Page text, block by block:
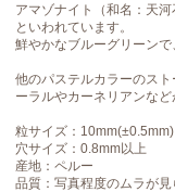
アマゾナイト（和名：天
といわれています。
鮮やかなブルーグリーンで
他のパステルカラーのス
ーラルやカーネリアンなど
粒サイズ：10mm(±0.5mm)
穴サイズ：0.8mm以上
産地：ペルー
品質：写真程度のムラが見